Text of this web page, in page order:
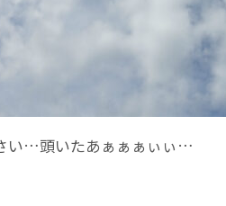
い…頭いたあぁぁぁぃぃ…